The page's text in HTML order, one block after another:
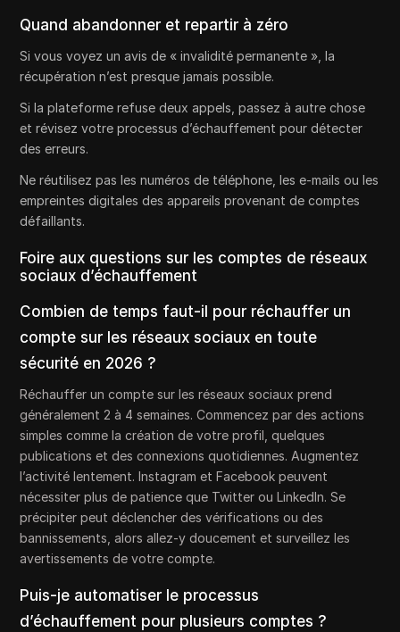
Quand abandonner et repartir à zéro
Si vous voyez un avis de « invalidité permanente », la
récupération n’est presque jamais possible.
Si la plateforme refuse deux appels, passez à autre chose
et révisez votre processus d’échauffement pour détecter
des erreurs.
Ne réutilisez pas les numéros de téléphone, les e-mails ou les
empreintes digitales des appareils provenant de comptes
défaillants.
Foire aux questions sur les comptes de réseaux
sociaux d’échauffement
Combien de temps faut-il pour réchauffer un
compte sur les réseaux sociaux en toute
sécurité en 2026 ?
Réchauffer un compte sur les réseaux sociaux prend
généralement 2 à 4 semaines. Commencez par des actions
simples comme la création de votre profil, quelques
publications et des connexions quotidiennes. Augmentez
l’activité lentement. Instagram et Facebook peuvent
nécessiter plus de patience que Twitter ou LinkedIn. Se
précipiter peut déclencher des vérifications ou des
bannissements, alors allez-y doucement et surveillez les
avertissements de votre compte.
Puis-je automatiser le processus
d’échauffement pour plusieurs comptes ?